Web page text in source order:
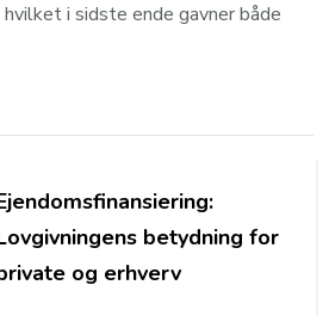
hvilket i sidste ende gavner både
betydning for
og erhverv